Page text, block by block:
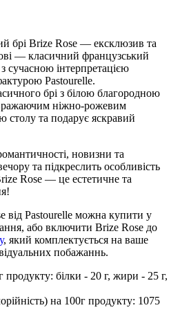
брі Brize Rose — ексклюзив та
— класичний французський
сучасною інтерпретацією
Pastourelle.
брі з білою благородною
ніжно-рожевим
столу та подарує яскравий
новизни та
та підкреслить особливість
Rose — це естетичне та
від Pastourelle можна купити у
або включити Brize Rose до
, який комплектується на ваше
побажаннь.
продукту: білки - 20 г, жири - 25 г,
на 100г продукту: 1075